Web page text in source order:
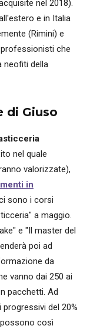
nel 2018).
e in Italia
(Rimini) e
che
neofiti della
di Giuso
nel quale
valorizzate),
in
sono i corsi
a maggio.
e "Il master del
poi ad
da
vanno dai 250 ai
pacchetti. Ad
del 20%
così